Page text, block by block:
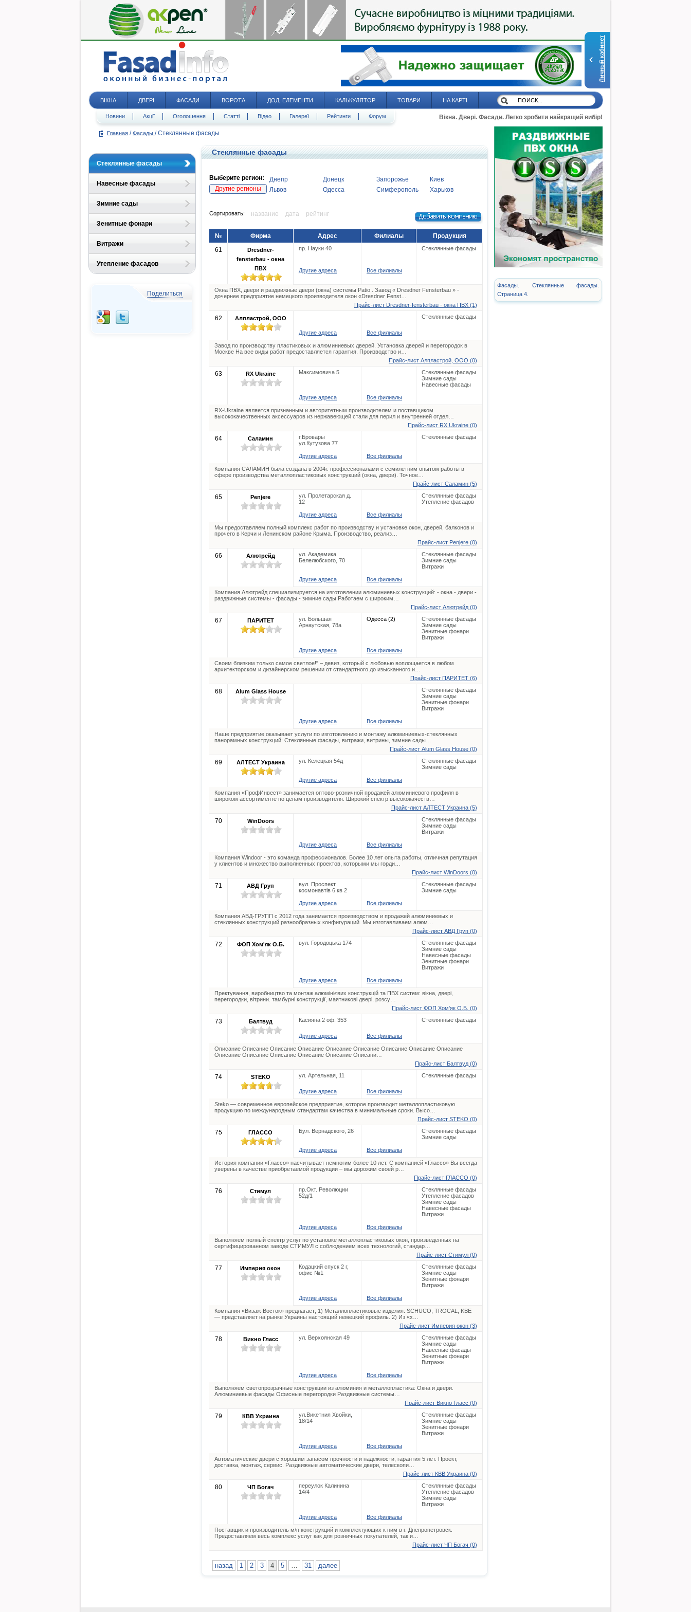
Личный кабинет
ВІКНА ДВЕРІ ФАСАДИ ВОРОТА ДОД. ЕЛЕМЕНТИ КАЛЬКУЛЯТОР ТОВАРИ НА КАРТІ
Новини Акції Оголошення Статті Відео Галереї Рейтинги Форум Вікна. Двері. Фасади. Легко зробити найкращий вибір!
Главная / Фасады / Стеклянные фасады
Стеклянные фасады
Навесные фасады
Зимние сады
Зенитные фонари
Витражи
Утепление фасадов
Поделиться
Стеклянные фасады
Выберите регион:
Другие регионы
Днепр Донецк Запорожье
Киев
Львов
Одесса Симферополь Харьков
Сортировать: название дата рейтинг
№ Фирма Адрес Филиалы
Продукция
61
Dresdner-
fensterbau - окна
ПВХ
пр. Науки 40 Стеклянные фасады
Другие адреса Все филиалы
Окна ПВХ, двери и раздвижные двери (окна) системы Patio . Завод « Dresdner Fensterbau » -
дочернее предприятие немецкого производителя окон «Dresdner Fenst…
Прайс-лист Dresdner-fensterbau - окна ПВХ (1)
62 Алпластрой, ООО Стеклянные фасады
Другие адреса Все филиалы
Завод по производству пластиковых и алюминиевых дверей. Установка дверей и перегородок в
Москве На все виды работ предоставляется гарантия. Производство и…
Прайс-лист Алпластрой, ООО (0)
63 RX Ukraine Максимовича 5
Стеклянные фасады
Зимние сады
Навесные фасады
Другие адреса Все филиалы
RX-Ukraine является признанным и авторитетным производителем и поставщиком
высококачественных аксессуаров из нержавеющей стали для перил и внутренней отдел…
Прайс-лист RX Ukraine (0)
64 Саламин
г.Бровары
ул.Кутузова 77
Стеклянные фасады
Другие адреса Все филиалы
Компания САЛАМИН была создана в 2004г. профессионалами с семилетним опытом работы в
сфере производства металлопластиковых конструкций (окна, двери). Точное…
Прайс-лист Саламин (5)
65 Penjere
ул. Пролетарская д.
12
Стеклянные фасады
Утепление фасадов
Другие адреса Все филиалы
Мы предоставляем полный комплекс работ по производству и установке окон, дверей, балконов и
прочего в Керчи и Ленинском районе Крыма. Производство, реализ…
Прайс-лист Penjere (0)
66 Алютрейд
ул. Академика
Белелюбского, 70
Стеклянные фасады
Зимние сады
Витражи
Другие адреса Все филиалы
Компания Алютрейд специализируется на изготовлении алюминиевых конструкций: - окна - двери -
раздвижные системы - фасады - зимние сады Работаем с широким…
Прайс-лист Алютрейд (0)
67 ПАРИТЕТ
ул. Большая
Арнаутская, 78а
Одесса (2)
Стеклянные фасады
Зимние сады
Зенитные фонари
Витражи
Другие адреса Все филиалы
Своим близким только самое светлое!" – девиз, который с любовью воплощается в любом
архитекторском и дизайнерском решении от стандартного до изысканного и…
Прайс-лист ПАРИТЕТ (6)
68 Alum Glass House
Стеклянные фасады
Зимние сады
Зенитные фонари
Витражи
Другие адреса Все филиалы
Наше предприятие оказывает услуги по изготовлению и монтажу алюминиевых-стеклянных
панорамных конструкций: Стеклянные фасады, витражи, витрины, зимние сады…
Прайс-лист Alum Glass House (0)
69 АЛТЕСТ Украина ул. Келецкая 54д
Стеклянные фасады
Зимние сады
Другие адреса Все филиалы
Компания «ПрофИнвест» занимается оптово-розничной продажей алюминиевого профиля в
широком ассортименте по ценам производителя. Широкий спектр высококачеств…
Прайс-лист АЛТЕСТ Украина (5)
70 WinDoors
Стеклянные фасады
Зимние сады
Витражи
Другие адреса Все филиалы
Компания Windoor - это команда профессионалов. Более 10 лет опыта работы, отличная репутация
у клиентов и множество выполненных проектов, которыми мы горди…
Прайс-лист WinDoors (0)
71 АВД Груп
вул. Проспект
космонавтів 6 кв 2
Стеклянные фасады
Зимние сады
Другие адреса Все филиалы
Компания АВД-ГРУПП с 2012 года занимается производством и продажей алюминиевых и
стеклянных конструкций разнообразных конфигураций. Мы изготавливаем алюм…
Прайс-лист АВД Груп (0)
72 ФОП Хом'як О.Б. вул. Городоцька 174
Стеклянные фасады
Зимние сады
Навесные фасады
Зенитные фонари
Витражи
Другие адреса Все филиалы
Пректування, виробництво та монтаж алюмінієвих конструкцій та ПВХ систем: вікна, двері,
перегородки, вітрини. тамбурні конструкції, маятникові двері, розсу…
Прайс-лист ФОП Хом'як О.Б. (0)
73 Балтвуд Касияна 2 оф. 353 Стеклянные фасады
Другие адреса Все филиалы
Описание Описание Описание Описание Описание Описание Описание Описание Описание
Описание Описание Описание Описание Описание Описани…
Прайс-лист Балтвуд (0)
74 STEKO ул. Артельная, 11 Стеклянные фасады
Другие адреса Все филиалы
Steko — современное европейское предприятие, которое производит металлопластиковую
продукцию по международным стандартам качества в минимальные сроки. Высо…
Прайс-лист STEKO (0)
75 ГЛАССО Бул. Вернадского, 26
Стеклянные фасады
Зимние сады
Другие адреса Все филиалы
История компании «Глассо» насчитывает немногим более 10 лет. С компанией «Глассо» Вы всегда
уверены в качестве приобретаемой продукции – мы дорожим своей р…
Прайс-лист ГЛАССО (0)
76 Стимул
пр.Окт. Революции
52д/1
Стеклянные фасады
Утепление фасадов
Зимние сады
Навесные фасады
Витражи
Другие адреса Все филиалы
Выполняем полный спектр услуг по установке металлопластиковых окон, произведенных на
сертифицированном заводе СТИМУЛ с соблюдением всех технологий, стандар…
Прайс-лист Стимул (0)
77 Империя окон
Кодацкий спуск 2 г,
офис №1
Стеклянные фасады
Зимние сады
Зенитные фонари
Витражи
Другие адреса Все филиалы
Компания «Визаж-Восток» предлагает; 1) Металлопластиковые изделия: SCHUCO, TROCAL, KBE
— представляет на рынке Украины настоящий немецкий профиль. 2) Из «х…
Прайс-лист Империя окон (3)
78 Викно Гласс ул. Верхоянская 49
Стеклянные фасады
Зимние сады
Навесные фасады
Зенитные фонари
Витражи
Другие адреса Все филиалы
Выполняем светопрозрачные конструкции из алюминия и металлопластика: Окна и двери.
Алюминиевые фасады Офисные перегородки Раздвижные системы…
Прайс-лист Викно Гласс (0)
79 КВВ Украина
ул.Викетния Хвойки,
18/14
Стеклянные фасады
Зимние сады
Зенитные фонари
Витражи
Другие адреса Все филиалы
Автоматические двери с хорошим запасом прочности и надежности, гарантия 5 лет. Проект,
доставка, монтаж, сервис. Раздвижные автоматические двери, телескопи…
Прайс-лист КВВ Украина (0)
80 ЧП Богач
переулок Калинина
14/4
Стеклянные фасады
Утепление фасадов
Зимние сады
Витражи
Другие адреса Все филиалы
Поставщик и производитель м/п конструкций и комплектующих к ним в г. Днепропетровск.
Предоставляем весь комплекс услуг как для розничных покупателей, так и…
Прайс-лист ЧП Богач (0)
назад 1 2 3 4 5 … 31 далее
Фасады. Стеклянные фасады.
Страница 4.